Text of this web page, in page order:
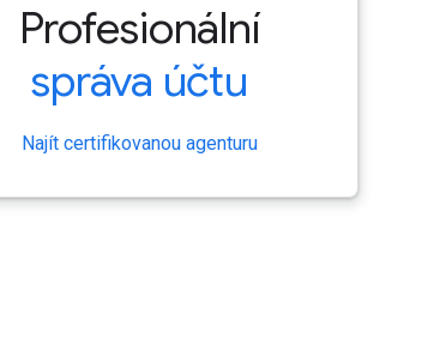
Profesionální
správa účtu
Najít certifikovanou agenturu